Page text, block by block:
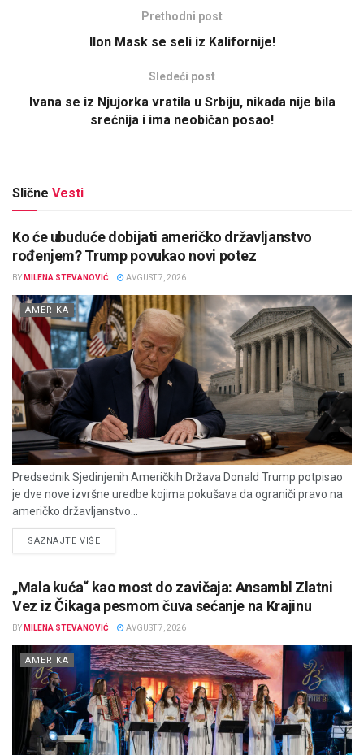
Prethodni post
Ilon Mask se seli iz Kalifornije!
Sledeći post
Ivana se iz Njujorka vratila u Srbiju, nikada nije bila
srećnija i ima neobičan posao!
Slične Vesti
Ko će ubuduće dobijati američko državljanstvo
rođenjem? Trump povukao novi potez
BY MILENA STEVANOVIĆ AVGUST 7, 2026
AMERIKA
Predsednik Sjedinjenih Američkih Država Donald Trump potpisao
je dve nove izvršne uredbe kojima pokušava da ograniči pravo na
američko državljanstvo...
SAZNAJTE VIŠEDETAILS
„Mala kuća“ kao most do zavičaja: Ansambl Zlatni
Vez iz Čikaga pesmom čuva sećanje na Krajinu
BY MILENA STEVANOVIĆ AVGUST 7, 2026
AMERIKA